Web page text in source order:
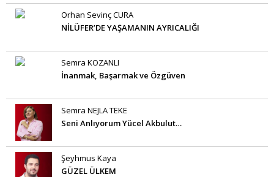
Orhan Sevinç CURA
NİLÜFER’DE YAŞAMANIN AYRICALIĞI
Semra KOZANLI
İnanmak, Başarmak ve Özgüven
Semra NEJLA TEKE
Seni Anlıyorum Yücel Akbulut…
Şeyhmus Kaya
GÜZEL ÜLKEM